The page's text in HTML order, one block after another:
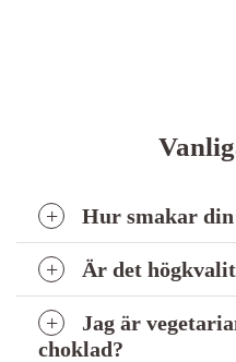
Hur smakar
Är det
Jag är
choklad?